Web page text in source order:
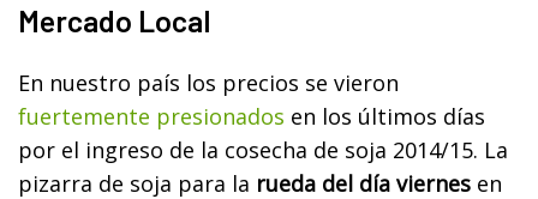
Mercado Local
En nuestro país los precios se vieron
fuertemente presionados en los últimos días
por el ingreso de la cosecha de soja 2014/15. La
pizarra de soja para la rueda del día viernes en